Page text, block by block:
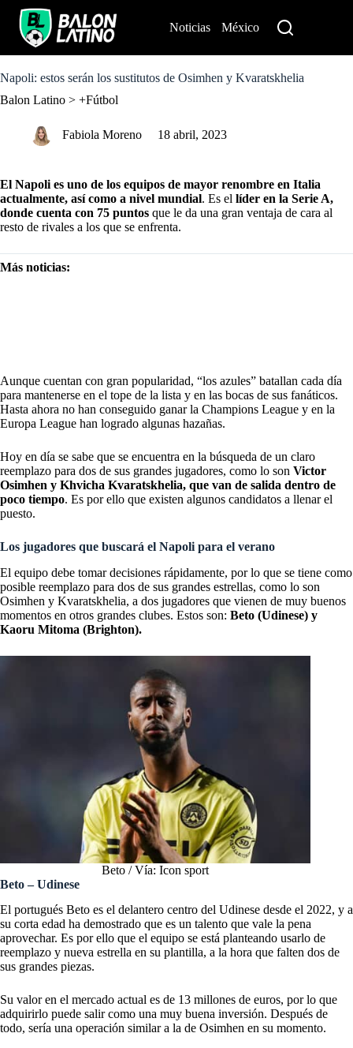
o
o
Noticias México
Napoli: estos serán los sustitutos de Osimhen y Kvaratskhelia
Balon Latino > +Fútbol
Fabiola Moreno 18 abril, 2023
El Napoli es uno de los equipos de mayor renombre en Italia
actualmente, así como a nivel mundial. Es el líder en la Serie A,
donde cuenta con 75 puntos que le da una gran ventaja de cara al
resto de rivales a los que se enfrenta.
Más noticias:
Aunque cuentan con gran popularidad, “los azules” batallan cada día
para mantenerse en el tope de la lista y en las bocas de sus fanáticos.
Hasta ahora no han conseguido ganar la Champions League y en la
Europa League han logrado algunas hazañas.
Hoy en día se sabe que se encuentra en la búsqueda de un claro
reemplazo para dos de sus grandes jugadores, como lo son Victor
Osimhen y Khvicha Kvaratskhelia, que van de salida dentro de
poco tiempo. Es por ello que existen algunos candidatos a llenar el
puesto.
Los jugadores que buscará el Napoli para el verano
El equipo debe tomar decisiones rápidamente, por lo que se tiene como
posible reemplazo para dos de sus grandes estrellas, como lo son
Osimhen y Kvaratskhelia, a dos jugadores que vienen de muy buenos
momentos en otros grandes clubes. Estos son: Beto (Udinese) y
Kaoru Mitoma (Brighton).
Beto / Vía: Icon sport
Beto – Udinese
El portugués Beto es el delantero centro del Udinese desde el 2022, y a
su corta edad ha demostrado que es un talento que vale la pena
aprovechar. Es por ello que el equipo se está planteando usarlo de
reemplazo y nueva estrella en su plantilla, a la hora que falten dos de
sus grandes piezas.
Su valor en el mercado actual es de 13 millones de euros, por lo que
adquirirlo puede salir como una muy buena inversión. Después de
todo, sería una operación similar a la de Osimhen en su momento.